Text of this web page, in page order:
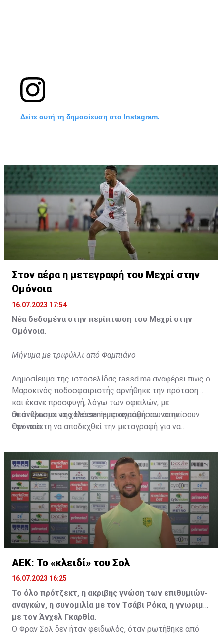
Δείτε αυτή τη δημοσίευση στο Instagram.
Στον αέρα η μετεγραφή του Μεχρί στην
Ομόνοια
16.07.2023 17:54
Νέα δεδομένα στην περίπτωση του Μεχρί στην
Ομόνοια.
Μήνυμα με τριφύλλι από Φαμπιάνο
Δημοσίευμα της ιστοσελίδας rassd.ma αναφέρει πως ο
Μαροκινός ποδοσφαιριστής αρνήθηκε την πρόταση
και έκανε προσφυγή, λόγω των οφειλών, με
αποτέλεσμα να χαλάσει η μεταγραφή του στην
Ομόνοια.
Οι άνθρωποι της Hassania προσπάθησαν να πείσουν
τον παίκτη να αποδεχθεί την μεταγραφή για να
να λύσει το συμβόλαιό του, ώστε να μετακομίσει
ελεύθερα σε οποιαδήποτε νέα ομάδα το τρέχον
καλοκαίρι.
ΑΕΚ: Το «κλειδί» του Σολ
16.07.2023 16:25
Το όλο πρότζεκτ, η ακριβής γνώση των επιθυμιών-
αναγκών, η συνομιλία με τον Τσάβι Ρόκα, η γνωριμία
με τον Άνχελ Γκαρθία.
Ο Φραν Σολ δεν ήταν φειδωλός, όταν ρωτήθηκε από